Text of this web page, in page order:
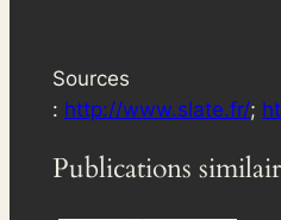
Sources
: http://www.slate.fr/;
Publications